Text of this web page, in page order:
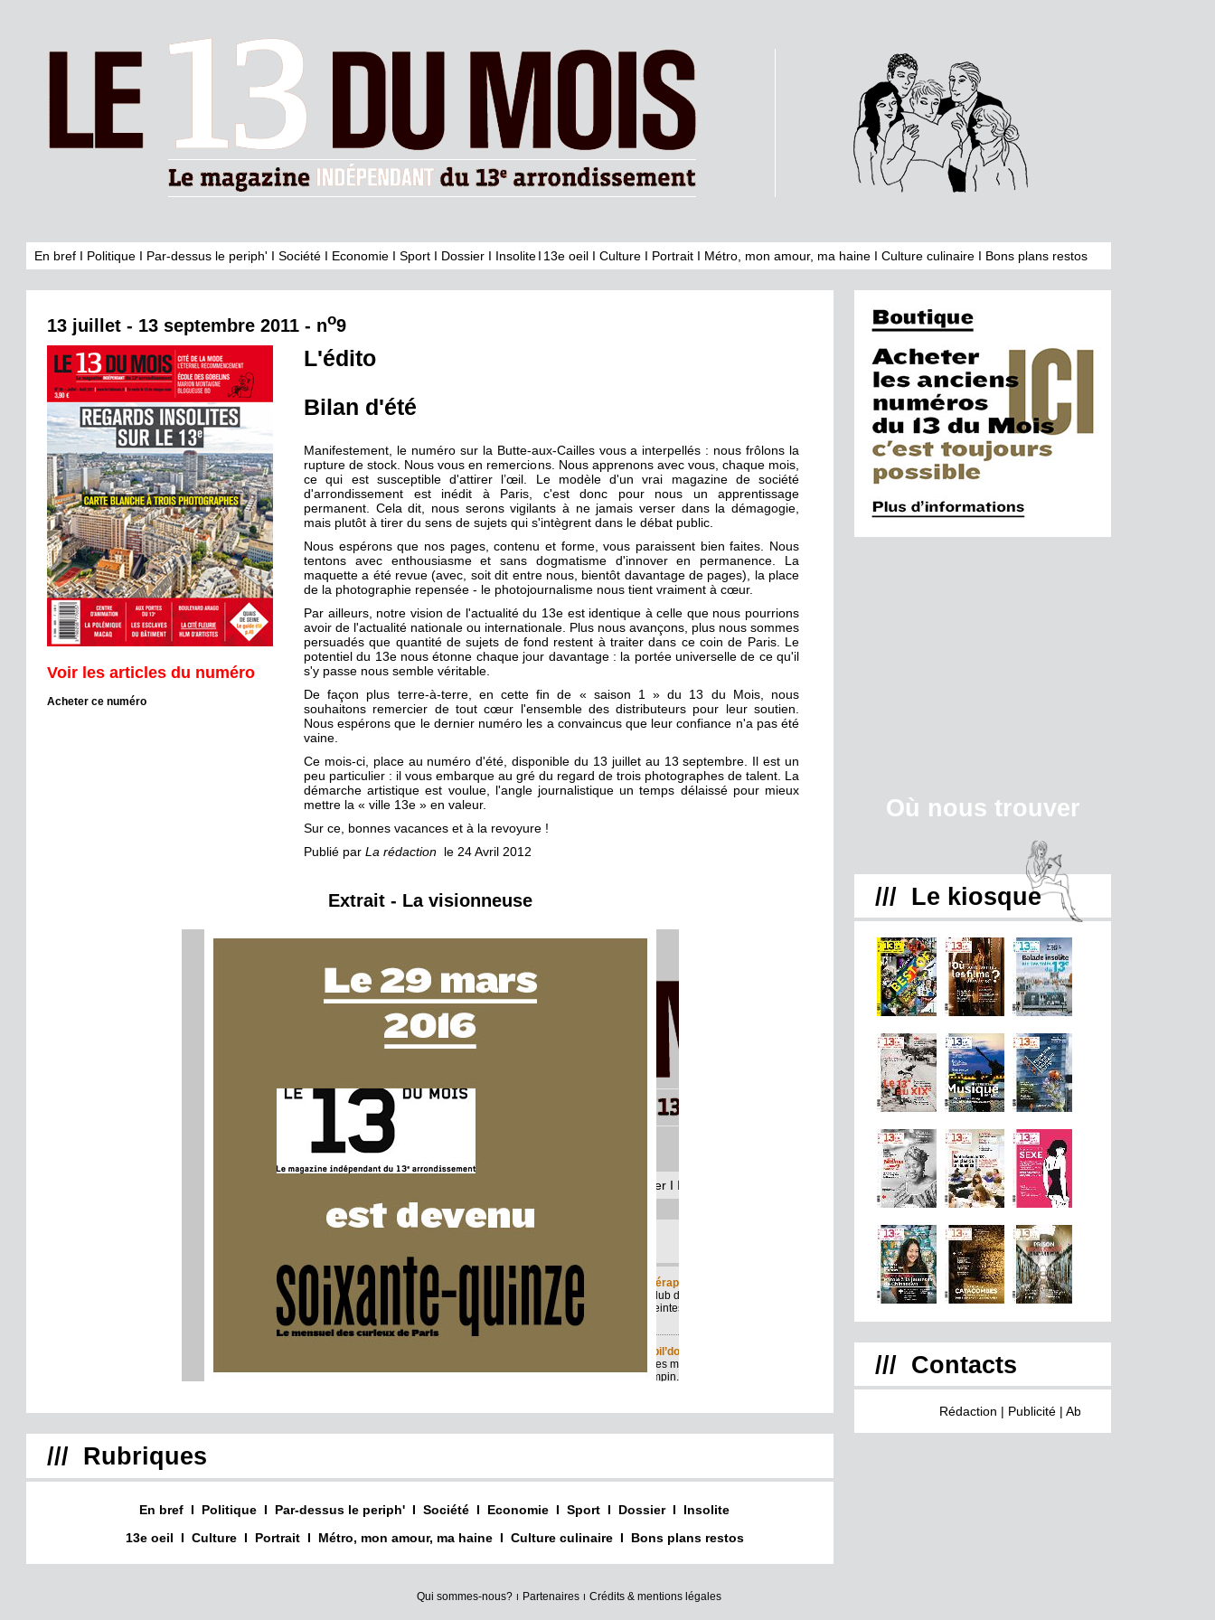
En bref I Politique I Par-dessus le periph' I Société I Economie I Sport I Dossier I InsoliteI 13e oeil I Culture I Portrait I Métro, mon amour, ma haine I Culture culinaire I Bons plans restos
13 juillet - 13 septembre 2011 - no9
Voir les articles du numéro
Acheter ce numéro
L'édito
Bilan d'été
Manifestement, le numéro sur la Butte-aux-Cailles vous a interpellés : nous frôlons la
rupture de stock. Nous vous en remercions. Nous apprenons avec vous, chaque mois,
ce qui est susceptible d'attirer l’œil. Le modèle d'un vrai magazine de société
d'arrondissement est inédit à Paris, c'est donc pour nous un apprentissage
permanent. Cela dit, nous serons vigilants à ne jamais verser dans la démagogie,
mais plutôt à tirer du sens de sujets qui s'intègrent dans le débat public.
Nous espérons que nos pages, contenu et forme, vous paraissent bien faites. Nous
tentons avec enthousiasme et sans dogmatisme d'innover en permanence. La
maquette a été revue (avec, soit dit entre nous, bientôt davantage de pages), la place
de la photographie repensée - le photojournalisme nous tient vraiment à cœur.
Par ailleurs, notre vision de l'actualité du 13e est identique à celle que nous pourrions
avoir de l'actualité nationale ou internationale. Plus nous avançons, plus nous sommes
persuadés que quantité de sujets de fond restent à traiter dans ce coin de Paris. Le
potentiel du 13e nous étonne chaque jour davantage : la portée universelle de ce qu'il
s'y passe nous semble véritable.
De façon plus terre-à-terre, en cette fin de « saison 1 » du 13 du Mois, nous
souhaitons remercier de tout cœur l'ensemble des distributeurs pour leur soutien.
Nous espérons que le dernier numéro les a convaincus que leur confiance n'a pas été
vaine.
Ce mois-ci, place au numéro d'été, disponible du 13 juillet au 13 septembre. Il est un
peu particulier : il vous embarque au gré du regard de trois photographes de talent. La
démarche artistique est voulue, l'angle journalistique un temps délaissé pour mieux
mettre la « ville 13e » en valeur.
Sur ce, bonnes vacances et à la revoyure !
Publié par La rédaction le 24 Avril 2012
Extrait - La visionneuse
/// Rubriques
En bref I Politique I Par-dessus le periph' I Société I Economie I Sport I Dossier I
Insolite
13e oeil
I Culture I Portrait I Métro, mon amour, ma haine I Culture culinaire I Bons plans restos
Où nous trouver
/// Le kiosque
/// Contacts
Rédaction|Publicité|Abonnement
Qui sommes-nous? I Partenaires I Crédits & mentions légales